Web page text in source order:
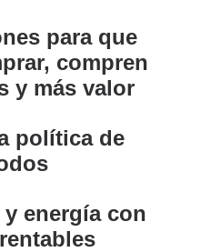
para que
compren
y más valor
política de
energía con